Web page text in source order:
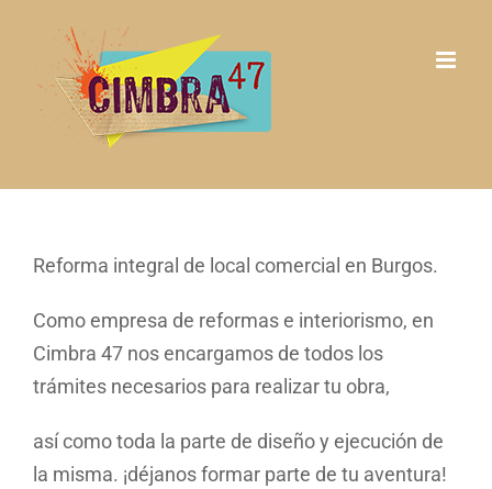
contenido
Reforma integral de local comercial en Burgos.
Como empresa de reformas e interiorismo, en
Cimbra 47 nos encargamos de todos los
trámites necesarios para realizar tu obra,
así como toda la parte de diseño y ejecución de
la misma. ¡déjanos formar parte de tu aventura!